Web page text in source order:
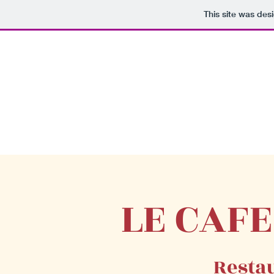
This site was
LE